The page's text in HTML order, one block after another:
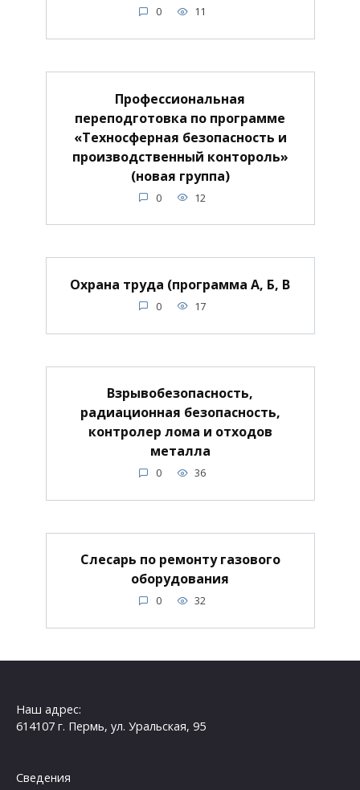
0 11
Профессиональная
переподготовка по программе
«Техносферная безопасность и
производственный контороль»
(новая группа)
0 12
Охрана труда (программа А, Б, В
0 17
Взрывобезопасность,
радиационная безопасность,
контролер лома и отходов
металла
0 36
Слесарь по ремонту газового
оборудования
0 32
Наш адрес:
614107 г. Пермь, ул. Уральская, 95
Сведения